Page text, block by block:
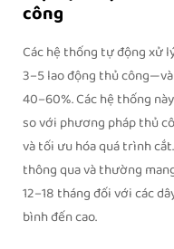
công
Các hệ thống tự động
3–5 lao động thủ
40–60%. Các hệ thống
so với phương pháp thủ
và tối ưu hóa quá trình
thông qua và thường
12–18 tháng đối với các
bình đến cao.